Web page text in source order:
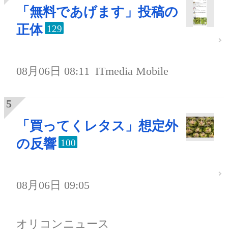
「無料であげます」投稿の
正体 129
08月06日 08:11 ITmedia Mobile
「買ってくレタス」想定外
の反響 100
08月06日 09:05
オリコンニュース